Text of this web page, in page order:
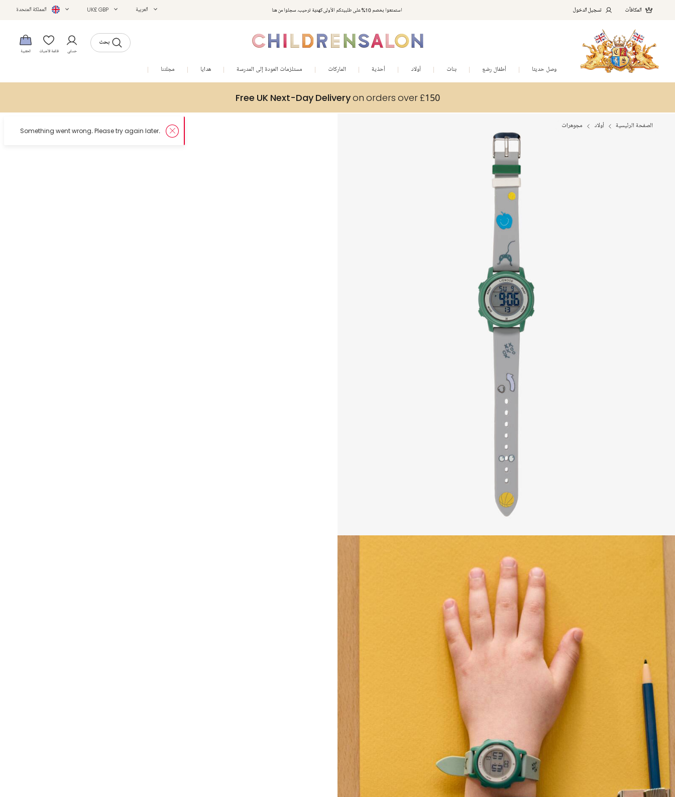
استمتعوا بخصم 10% على طلبيتكم الأولى كهدية ترحيب. سجلوا من هنا المكافآت تسجيل الدخول العربية UK£ GBP المملكة المتحدة
بحث
حسابي قائمة الأمنيات الحقيبة
وصل حديثا أطفال رضع بنات أولاد أحذية الماركات مستلزمات العودة إلى المدرسة هدايا مجلتنا
Free UK Next-Day Deliveryon orders over £150
الصفحة الرئيسية أولاد مجوهرات